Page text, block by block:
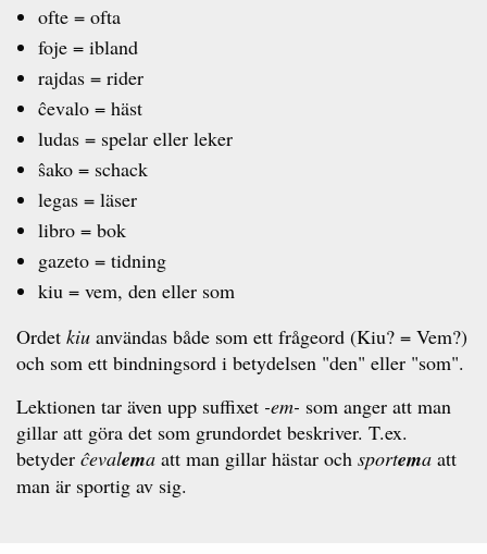
ofte = ofta
foje = ibland
rajdas = rider
ĉevalo = häst
ludas = spelar eller leker
ŝako = schack
legas = läser
libro = bok
gazeto = tidning
kiu = vem, den eller som
Ordet kiu användas både som ett frågeord (Kiu? = Vem?)
och som ett bindningsord i betydelsen "den" eller "som".
Lektionen tar även upp suffixet -em- som anger att man
gillar att göra det som grundordet beskriver. T.ex.
betyder ĉevalema att man gillar hästar och sportema att
man är sportig av sig.